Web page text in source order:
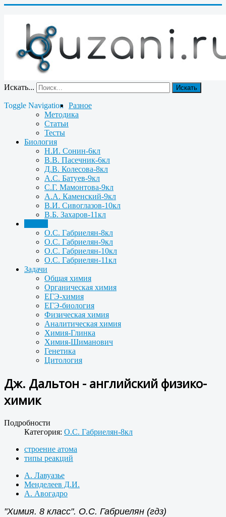
Искать... Искать
Toggle Navigation
Разное
Методика
Статьи
Тесты
Биология
Н.И. Сонин-6кл
В.В. Пасечник-6кл
Д.В. Колесова-8кл
А.С. Батуев-9кл
С.Г. Мамонтова-9кл
А.А. Каменский-9кл
В.И. Сивоглазов-10кл
В.Б. Захаров-11кл
О.С. Габриелян-8кл
О.С. Габриелян-9кл
О.С. Габриелян-10кл
О.С. Габриелян-11кл
Задачи
Общая химия
Органическая химия
ЕГЭ-химия
ЕГЭ-биология
Физическая химия
Аналитическая химия
Химия-Глинка
Химия-Шиманович
Генетика
Цитология
Дж. Дальтон - английский физико-
химик
Подробности
Категория: О.С. Габриелян-8кл
строение атома
типы реакций
А. Лавуазье
Менделеев Д.И.
А. Авогадро
"Химия. 8 класс". О.С. Габриелян (гдз)